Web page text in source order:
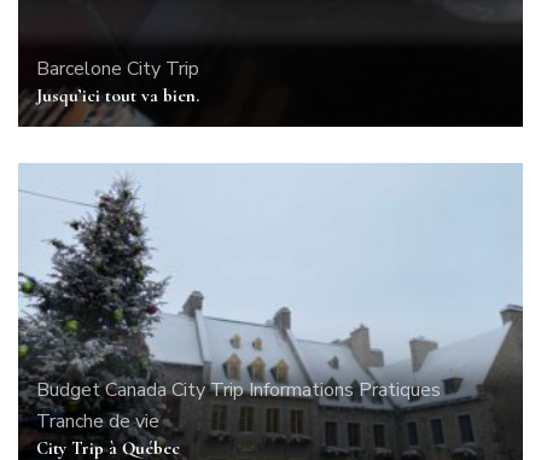
Barcelone City Trip
Jusqu’ici tout va bien.
BudgetCanadaCity TripInformations Pratiques
Tranche de vie
City Trip à Québec